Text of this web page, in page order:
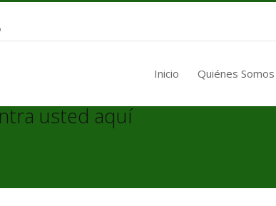
Inicio Quiénes Somos
usted aquí